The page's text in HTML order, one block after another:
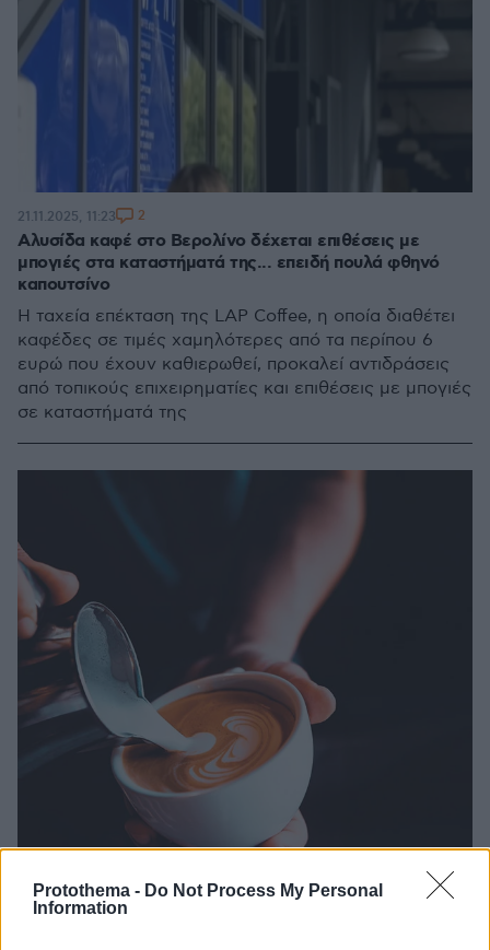
Protothema - Do Not Process My Personal
Information
Αλυσίδα καφέ στο Βερολίνο δέχεται επιθέσεις με
μπογιές στα καταστήματά της... επειδή πουλά φθηνό
καπουτσίνο
Η ταχεία επέκταση της LAP Coffee, η οποία διαθέτει
καφέδες σε τιμές χαμηλότερες από τα περίπου 6
ευρώ που έχουν καθιερωθεί, προκαλεί αντιδράσεις
από τοπικούς επιχειρηματίες και επιθέσεις με μπογιές
σε καταστήματά της
21.11.2025, 11:23 2